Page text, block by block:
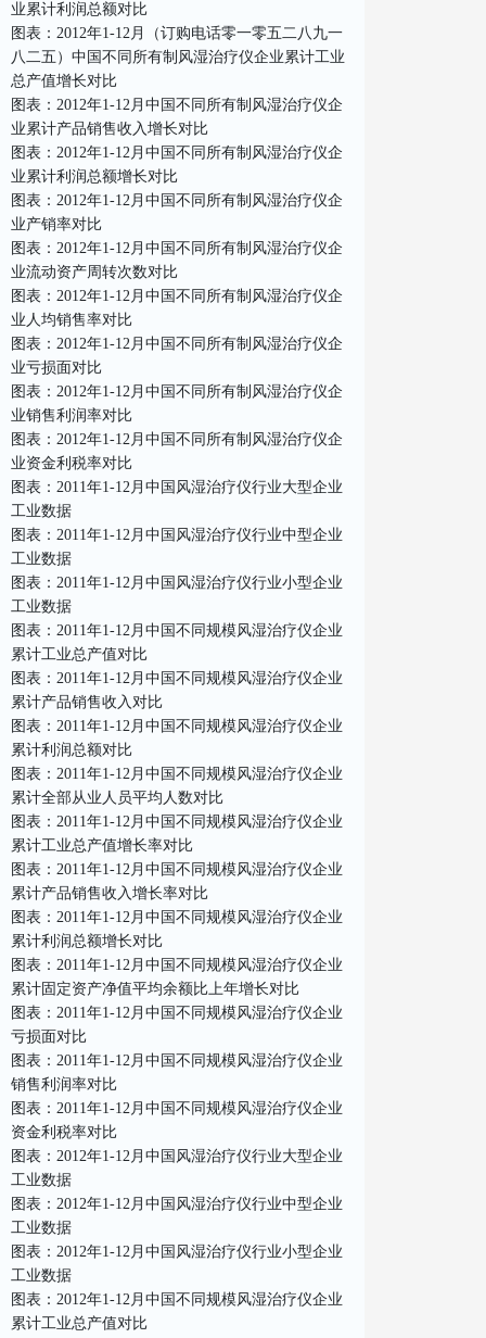
业累计利润总额对比
图表：2012年1-12月（订购电话零一零五二八九一
八二五）中国不同所有制风湿治疗仪企业累计工业
总产值增长对比
图表：2012年1-12月中国不同所有制风湿治疗仪企
业累计产品销售收入增长对比
图表：2012年1-12月中国不同所有制风湿治疗仪企
业累计利润总额增长对比
图表：2012年1-12月中国不同所有制风湿治疗仪企
业产销率对比
图表：2012年1-12月中国不同所有制风湿治疗仪企
业流动资产周转次数对比
图表：2012年1-12月中国不同所有制风湿治疗仪企
业人均销售率对比
图表：2012年1-12月中国不同所有制风湿治疗仪企
业亏损面对比
图表：2012年1-12月中国不同所有制风湿治疗仪企
业销售利润率对比
图表：2012年1-12月中国不同所有制风湿治疗仪企
业资金利税率对比
图表：2011年1-12月中国风湿治疗仪行业大型企业
工业数据
图表：2011年1-12月中国风湿治疗仪行业中型企业
工业数据
图表：2011年1-12月中国风湿治疗仪行业小型企业
工业数据
图表：2011年1-12月中国不同规模风湿治疗仪企业
累计工业总产值对比
图表：2011年1-12月中国不同规模风湿治疗仪企业
累计产品销售收入对比
图表：2011年1-12月中国不同规模风湿治疗仪企业
累计利润总额对比
图表：2011年1-12月中国不同规模风湿治疗仪企业
累计全部从业人员平均人数对比
图表：2011年1-12月中国不同规模风湿治疗仪企业
累计工业总产值增长率对比
图表：2011年1-12月中国不同规模风湿治疗仪企业
累计产品销售收入增长率对比
图表：2011年1-12月中国不同规模风湿治疗仪企业
累计利润总额增长对比
图表：2011年1-12月中国不同规模风湿治疗仪企业
累计固定资产净值平均余额比上年增长对比
图表：2011年1-12月中国不同规模风湿治疗仪企业
亏损面对比
图表：2011年1-12月中国不同规模风湿治疗仪企业
销售利润率对比
图表：2011年1-12月中国不同规模风湿治疗仪企业
资金利税率对比
图表：2012年1-12月中国风湿治疗仪行业大型企业
工业数据
图表：2012年1-12月中国风湿治疗仪行业中型企业
工业数据
图表：2012年1-12月中国风湿治疗仪行业小型企业
工业数据
图表：2012年1-12月中国不同规模风湿治疗仪企业
累计工业总产值对比